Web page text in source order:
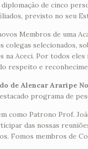
de cinco
previsto no seu
Membros de uma
colegas selecionados,
na Aceci. Por todos
respeito e
de Alencar Araripe
programa de
como Patrono Prof.
das nossas
Fomos membros de